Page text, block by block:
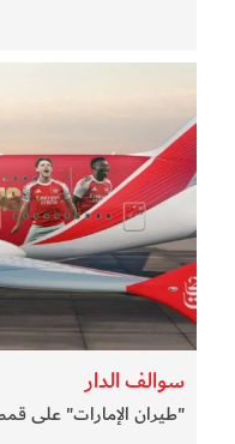
سوالف الدار
"طيران الإمارات" على